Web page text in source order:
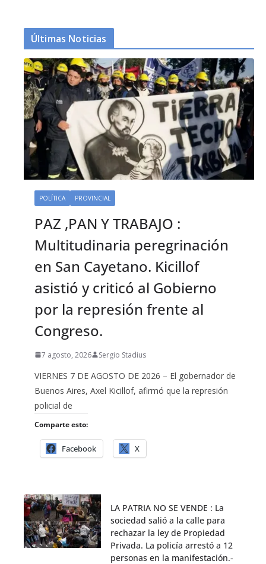
Últimas Noticias
POLÍTICA PROVINCIAL
PAZ ,PAN Y TRABAJO :
Multitudinaria peregrinación
en San Cayetano. Kicillof
asistió y criticó al Gobierno
por la represión frente al
Congreso.
7 agosto, 2026 Sergio Stadius
VIERNES 7 DE AGOSTO DE 2026 – El gobernador de
Buenos Aires, Axel Kicillof, afirmó que la represión
policial de
Comparte esto:
Facebook X
LA PATRIA NO SE VENDE : La
sociedad salió a la calle para
rechazar la ley de Propiedad
Privada. La policía arrestó a 12
personas en la manifestación.-